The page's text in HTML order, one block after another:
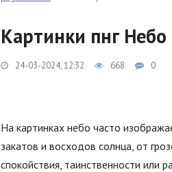
Картинки пнг
24-03-2024, 12:32 668 0
На картинках небо часто
закатов и восходов солнца, от
спокойствия, таинственности или